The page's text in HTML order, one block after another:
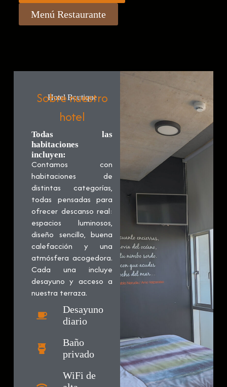
Menú Restaurante
Hotel Boutique
Sobre nuestro
hotel
Todas las
habitaciones
incluyen:
Contamos con
habitaciones de
distintas categorías,
todas pensadas para
ofrecer descanso real:
espacios luminosos,
diseño sencillo, buena
calefacción y una
atmósfera acogedora.
Cada una incluye
desayuno y acceso a
nuestra terraza.
Desayuno
diario
Baño
privado
WiFi de